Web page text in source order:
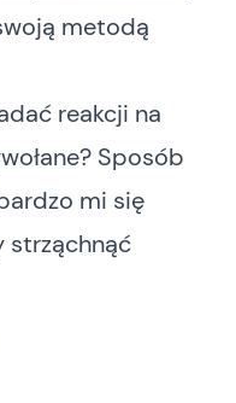
metodą
reakcji na
Sposób
mi się
strząchnąć